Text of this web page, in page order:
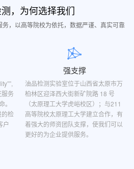
，为何选择我们
，以高等院校为依托，数据严谨、真实可靠
务
。
的检
户
强支撑
油品检测实验室位于山西省太原市万
柏林区迎泽西大街新矿院路 18 号
（太原理工大学虎峪校区）；与211
高等院校太原理工大学建立合作，有
着强大的师资团队支撑，使我们可以
更好的为企业提供服务。